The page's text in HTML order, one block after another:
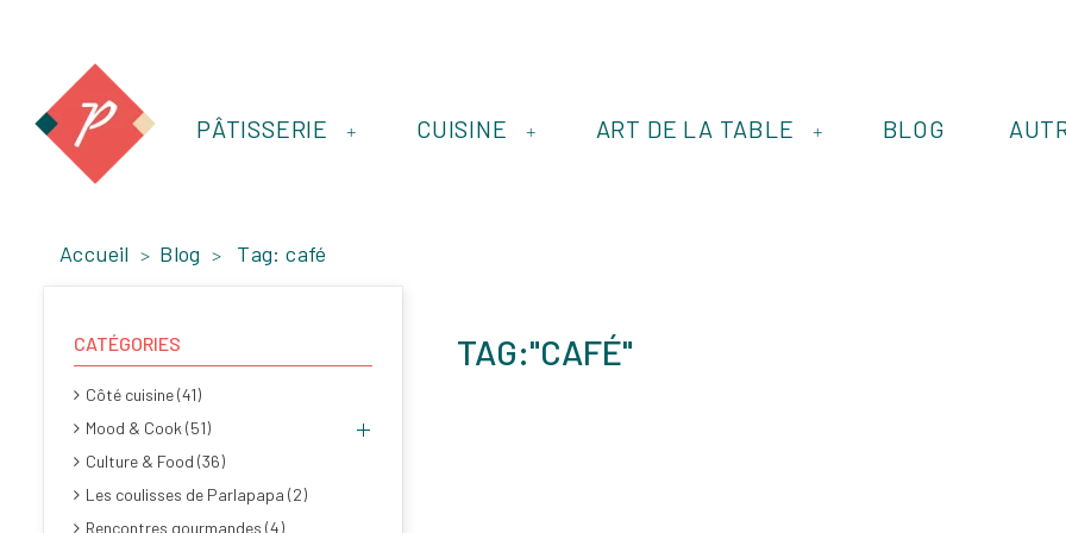
+
PÂTISSERIE +
CUISINE +
ART DE LA TABLE BLOG
Accueil Blog Tag: café
CATÉGORIES
Côté cuisine (41)
Mood & Cook (51)
Culture & Food (36)
Les coulisses de Parlapapa (2)
Rencontres gourmandes (4)
TAG:"CAFÉ"